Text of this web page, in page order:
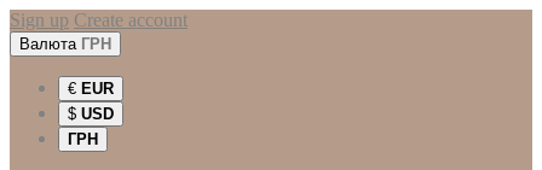
Sign up Create account
Валюта ГРН
€ EUR
$ USD
ГРН